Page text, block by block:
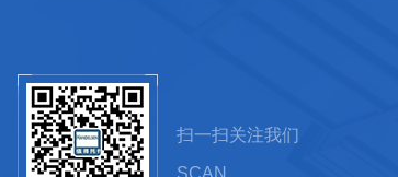
扫一扫关注我们
SCAN